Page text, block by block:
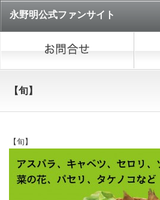
永野明公式ファンサイト
【旬】
【旬】